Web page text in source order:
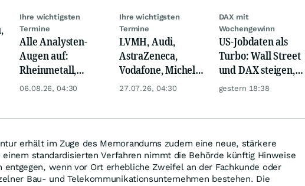
Ihre wichtigsten
Termine
Alle Analysten-
Augen auf:
Rheinmetall,
Deutsche Telekom,
06.08.26, 04:30
Ihre wichtigsten
Termine
LVMH, Audi,
AstraZeneca,
Vodafone, Michelin
und Hochtief mit
27.07.26, 04:30
DAX mit
Wochengewinn
US-Jobdaten als
Turbo: Wall Street
und DAX steigen,
Gold glänzt
gestern 18:38
erhält im Zuge des Memorandums zudem eine neue, stärkere
standardisierten Verfahren nimmt die Behörde künftig Hinweise
entgegen, wenn vor Ort erhebliche Zweifel an der Fachkunde oder
Bau- und Telekommunikationsunternehmen bestehen. Die